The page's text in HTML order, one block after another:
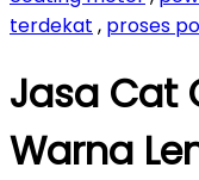
terdekat , proses
Jasa Cat
Warna